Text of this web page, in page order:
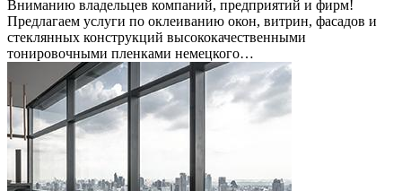
Вниманию владельцев компаний, предприятий и фирм!
Предлагаем услуги по оклеиванию окон, витрин, фасадов и
стеклянных конструкций высококачественными
тонировочными пленками немецкого…